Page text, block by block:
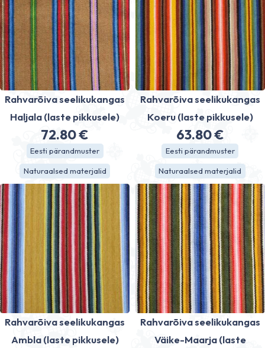
Rahvarõiva seelikukangas
Haljala (laste pikkusele)
72.80€
Eesti pärandmuster
Naturaalsed materjalid
Rahvarõiva seelikukangas
Koeru (laste pikkusele)
63.80€
Eesti pärandmuster
Naturaalsed materjalid
Rahvarõiva seelikukangas
Ambla (laste pikkusele)
Rahvarõiva seelikukangas
Väike-Maarja (laste